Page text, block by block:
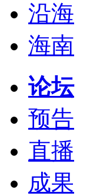
沿海
海南
论坛
预告
直播
成果